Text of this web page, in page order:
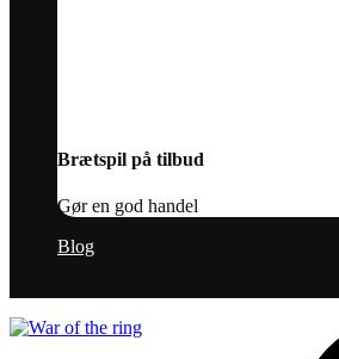
Brætspil på tilbud
Gør en god handel
Blog